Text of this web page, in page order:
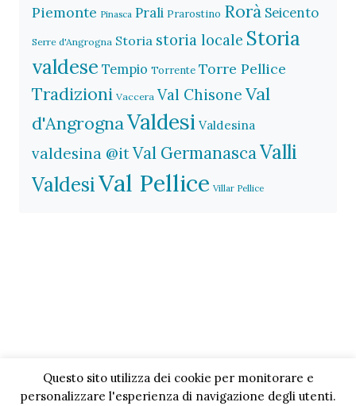
Piemonte Pinasca Prali Prarostino Rorà Seicento
Serre d'Angrogna Storia storia locale Storia
valdese Tempio Torrente Torre Pellice
Tradizioni Vaccera Val Chisone Val
d'AngrognaValdesi Valdesina
valdesina @itVal GermanascaValli
ValdesiVal Pellice Villar Pellice
Questo sito utilizza dei cookie per monitorare e
personalizzare l'esperienza di navigazione degli utenti.